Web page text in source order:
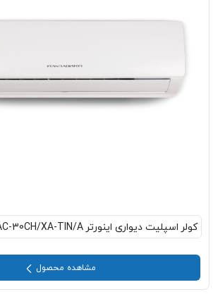
کولر اسپلیت دیواری اینورتر IAC-30CH/XA-TIN/A
مشاهده محصول